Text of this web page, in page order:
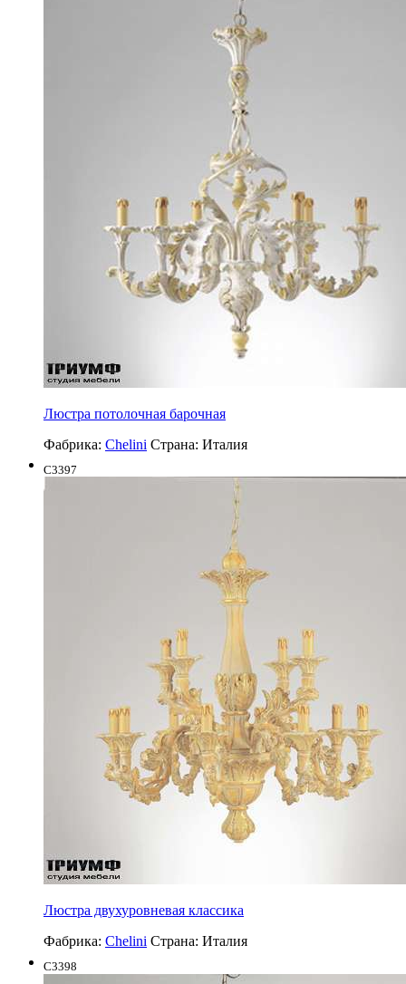
Люстра потолочная барочная
Фабрика: Chelini Страна: Италия
C3397
Люстра двухуровневая классика
Фабрика: Chelini Страна: Италия
C3398